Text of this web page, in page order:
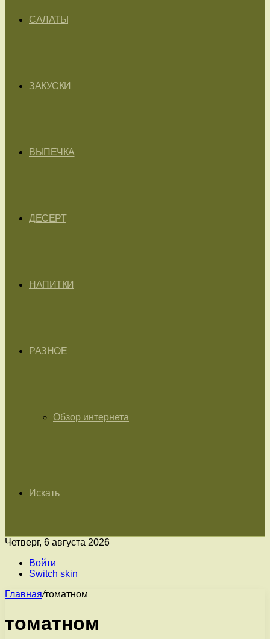
САЛАТЫ
ЗАКУСКИ
ВЫПЕЧКА
ДЕСЕРТ
НАПИТКИ
РАЗНОЕ
Обзор интернета
Искать
Четверг, 6 августа 2026
Войти
Switch skin
Главная/томатном
томатном